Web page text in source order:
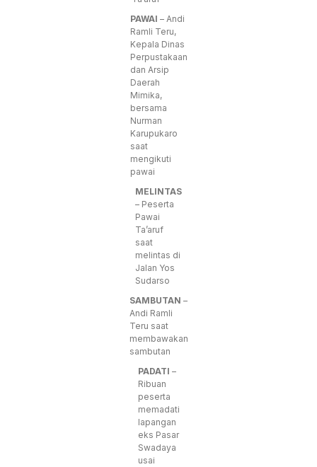
PAWAI – Andi
Ramli Teru,
Kepala Dinas
Perpustakaan
dan Arsip
Daerah
Mimika,
bersama
Nurman
Karupukaro
saat
mengikuti
pawai
MELINTAS
– Peserta
Pawai
Ta’aruf
saat
melintas di
Jalan Yos
Sudarso
SAMBUTAN –
Andi Ramli
Teru saat
membawakan
sambutan
PADATI –
Ribuan
peserta
memadati
lapangan
eks Pasar
Swadaya
usai